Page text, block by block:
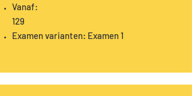
Vanaf:
129
Examen varianten: Examen 1